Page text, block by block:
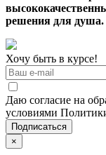
решения для душа.
Хочу быть в курсе!
Даю согласие на
условиями
×